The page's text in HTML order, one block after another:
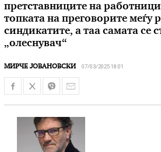
претставниците на
топката на преговорите меѓу
синдикатите, а таа самата се
„олеснувач“
МИРЧЕ ЈОВАНОВСКИ 07/03/2025 18:01